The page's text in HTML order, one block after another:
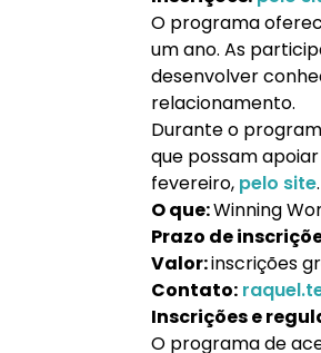
O programa
um ano. As
desenvolver
relacionamento.
Durante o
que possam
fevereiro, pelo site.
O que:Winning
Prazo de
Valor:inscrições
Contato:
Inscrições e
O programa de